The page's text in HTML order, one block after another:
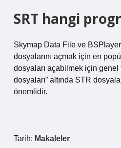
SRT hangi
Skymap Data File ve
dosyalarını açmak için en
dosyaları açabilmek için genel
dosyaları” altında STR
önemlidir.
Tarih: Makaleler